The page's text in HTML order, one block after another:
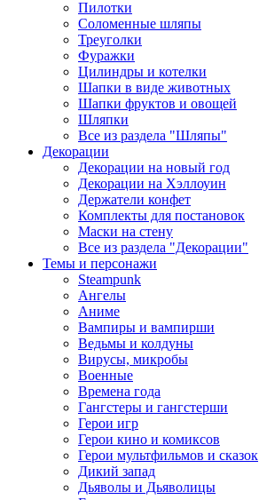
Пилотки
Соломенные шляпы
Треуголки
Фуражки
Цилиндры и котелки
Шапки в виде животных
Шапки фруктов и овощей
Шляпки
Все из раздела "Шляпы"
Декорации
Декорации на новый год
Декорации на Хэллоуин
Держатели конфет
Комплекты для постановок
Маски на стену
Все из раздела "Декорации"
Темы и персонажи
Steampunk
Ангелы
Аниме
Вампиры и вампирши
Ведьмы и колдуны
Вирусы, микробы
Военные
Времена года
Гангстеры и гангстерши
Герои игр
Герои кино и комиксов
Герои мультфильмов и сказок
Дикий запад
Дьяволы и Дьяволицы